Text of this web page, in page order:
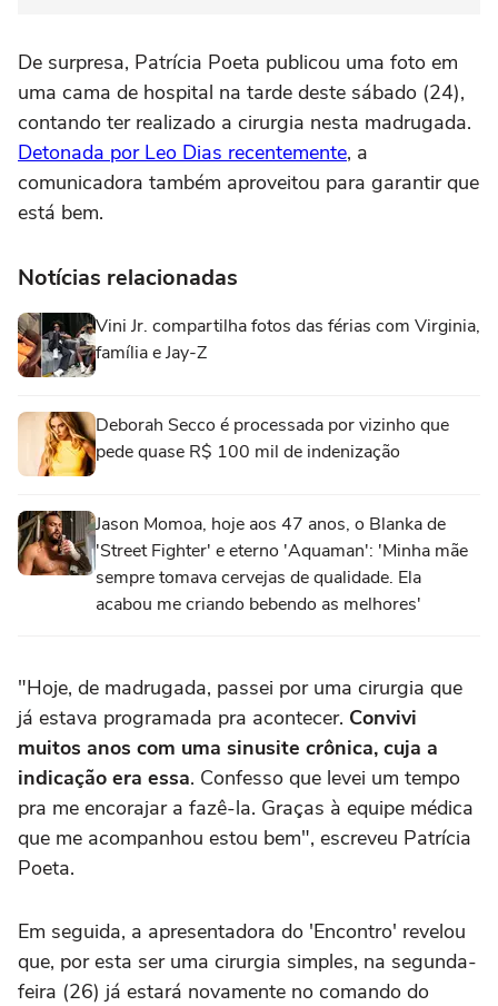
De surpresa, Patrícia Poeta publicou uma foto em
uma cama de hospital na tarde deste sábado (24),
contando ter realizado a cirurgia nesta madrugada.
Detonada por Leo Dias recentemente, a
comunicadora também aproveitou para garantir que
está bem.
Notícias relacionadas
Vini Jr. compartilha fotos das férias com Virginia,
família e Jay-Z
Deborah Secco é processada por vizinho que
pede quase R$ 100 mil de indenização
Jason Momoa, hoje aos 47 anos, o Blanka de
'Street Fighter' e eterno 'Aquaman': 'Minha mãe
sempre tomava cervejas de qualidade. Ela
acabou me criando bebendo as melhores'
"Hoje, de madrugada, passei por uma cirurgia que
já estava programada pra acontecer. Convivi
muitos anos com uma sinusite crônica, cuja a
indicação era essa. Confesso que levei um tempo
pra me encorajar a fazê-la. Graças à equipe médica
que me acompanhou estou bem", escreveu Patrícia
Poeta.
Em seguida, a apresentadora do 'Encontro' revelou
que, por esta ser uma cirurgia simples, na segunda-
feira (26) já estará novamente no comando do